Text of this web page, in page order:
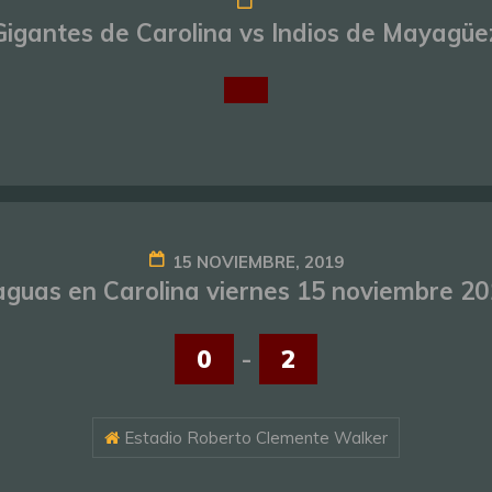
de Carolina vs Indios de
15 NOVIEMBRE, 2019
en Carolina viernes 15 noviembre
0 - 2
Estadio Roberto Clemente Walker